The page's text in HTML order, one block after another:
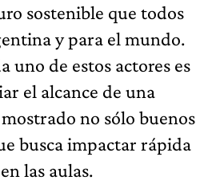
sostenible que todos
y para el mundo.
uno de estos actores es
el alcance de una
no sólo buenos
busca impactar rápida
las aulas.